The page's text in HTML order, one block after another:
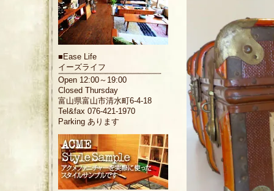
■ Ease Life
イーズライフ
Open 12:00～19:00
Closed Thursday
富山県富山市清水町6-4-18
Tel&fax 076-421-1970
Parking あります